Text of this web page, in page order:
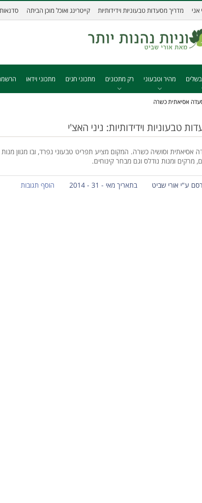
אני מדריך מסעדות טבעוניות וידידותיות קייטרינג ואוכל מוכן הביתה סדנאות
מהיר וטבעוני רק מתכונים מתכוני חגים מתכוני וידאו
אסיאתית כשרה
טבעוניות וידידותיות: ניני האצ'י
אסיאתית וסושיה כשרה. המקום מציע תפריט טבעוני נפרד, ובו מגוון
מרקים ומנות נודלס וגם מבחר קינוחים.
ע"י אורי שביט בתאריך מאי - 31 - 2014 הוסף תגובות